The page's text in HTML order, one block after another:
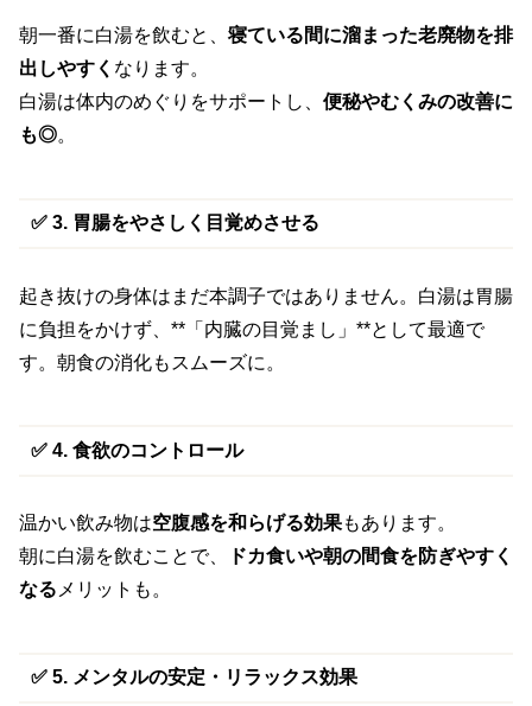
朝一番に白湯を飲むと、 寝ている間に溜まった老廃物を排
出しやすく なります。
白湯は体内のめぐりをサポートし、 便秘やむくみの改善に
も◎。
✅ 3. 胃腸をやさしく目覚めさせる
起き抜けの身体はまだ本調子ではありません。白湯は胃腸
に負担をかけず、**「内臓の目覚まし」**として最適で
す。朝食の消化もスムーズに。
✅ 4. 食欲のコントロール
温かい飲み物は空腹感を和らげる効果もあります。
朝に白湯を飲むことで、
ドカ食いや朝の間食を防ぎやすく
なるメリットも。
✅ 5. メンタルの安定・リラックス効果